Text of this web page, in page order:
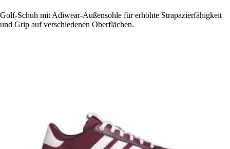
Golf-Schuh mit Adiwear-Außensohle für erhöhte Strapazierfähigkeit
und Grip auf verschiedenen Oberflächen.